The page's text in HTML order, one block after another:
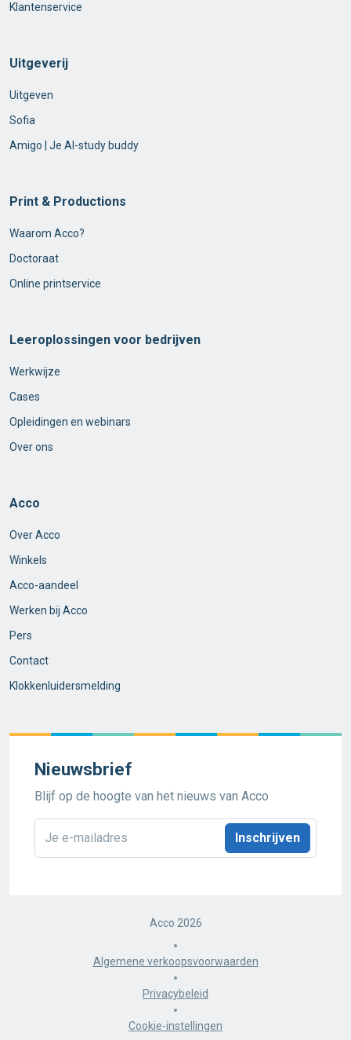
Klantenservice
Uitgeverij
Uitgeven
Sofia
Amigo | Je AI-study buddy
Print & Productions
Waarom Acco?
Doctoraat
Online printservice
Leeroplossingen voor bedrijven
Werkwijze
Cases
Opleidingen en webinars
Over ons
Acco
Over Acco
Winkels
Acco-aandeel
Werken bij Acco
Pers
Contact
Klokkenluidersmelding
Nieuwsbrief
Blijf op de hoogte van het nieuws van Acco
Acco 2026
Algemene verkoopsvoorwaarden
Privacybeleid
Cookie-instellingen